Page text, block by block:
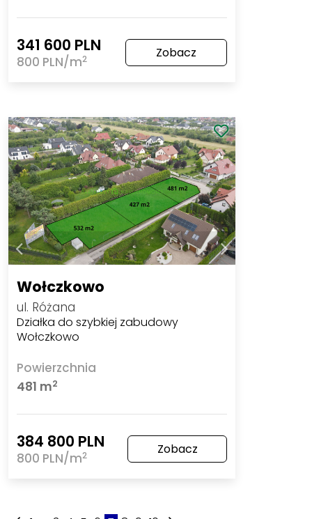
341 600 PLN
800 PLN/m2 Zobacz
Wołczkowo
ul. Różana
Działka do szybkiej zabudowy
Wołczkowo
Powierzchnia
481 m2
384 800 PLN
800 PLN/m2 Zobacz